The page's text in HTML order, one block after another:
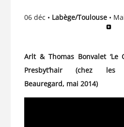
06 déc • Labège/Toulouse •
Arlt & Thomas Bonvalet ‘Le
Presbyt’hair (chez les
Beauregard, mai 2014)